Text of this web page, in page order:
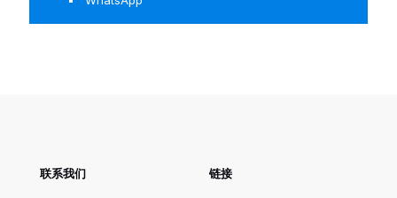
联系我们 链接